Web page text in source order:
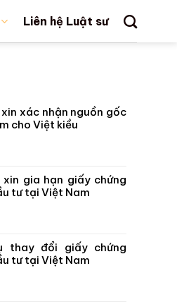
Liên hệ Luật sư
xin xác nhận nguồn gốc
cho Việt kiều
xin gia hạn giấy chứng
tư tại Việt Nam
thay đổi giấy chứng
tư tại Việt Nam